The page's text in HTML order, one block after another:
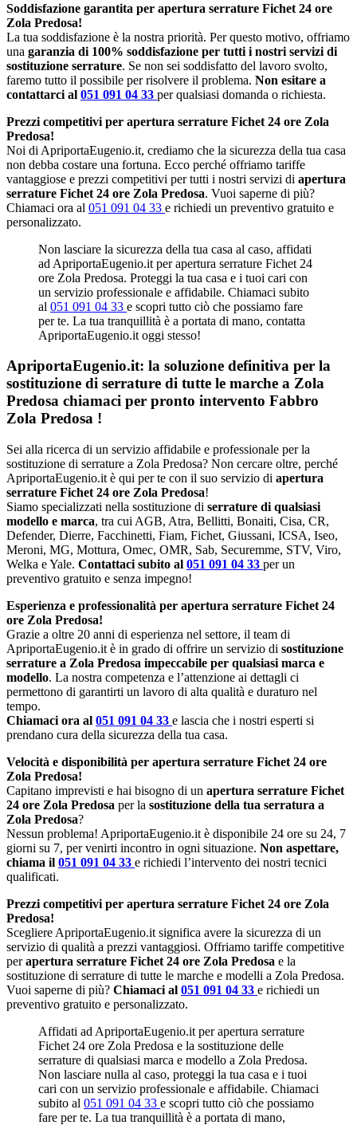
Soddisfazione garantita per apertura serrature Fichet 24 ore
Zola Predosa!
La tua soddisfazione è la nostra priorità. Per questo motivo, offriamo
una garanzia di 100% soddisfazione per tutti i nostri servizi di
sostituzione serrature. Se non sei soddisfatto del lavoro svolto,
faremo tutto il possibile per risolvere il problema. Non esitare a
contattarci al 051 091 04 33 per qualsiasi domanda o richiesta.
Prezzi competitivi per apertura serrature Fichet 24 ore Zola
Predosa!
Noi di ApriportaEugenio.it, crediamo che la sicurezza della tua casa
non debba costare una fortuna. Ecco perché offriamo tariffe
vantaggiose e prezzi competitivi per tutti i nostri servizi di apertura
serrature Fichet 24 ore Zola Predosa. Vuoi saperne di più?
Chiamaci ora al 051 091 04 33 e richiedi un preventivo gratuito e
personalizzato.
Non lasciare la sicurezza della tua casa al caso, affidati
ad ApriportaEugenio.it per apertura serrature Fichet 24
ore Zola Predosa. Proteggi la tua casa e i tuoi cari con
un servizio professionale e affidabile. Chiamaci subito
al 051 091 04 33 e scopri tutto ciò che possiamo fare
per te. La tua tranquillità è a portata di mano, contatta
ApriportaEugenio.it oggi stesso!
ApriportaEugenio.it: la soluzione definitiva per la
sostituzione di serrature di tutte le marche a Zola
Predosa chiamaci per pronto intervento Fabbro
Zola Predosa !
Sei alla ricerca di un servizio affidabile e professionale per la
sostituzione di serrature a Zola Predosa? Non cercare oltre, perché
ApriportaEugenio.it è qui per te con il suo servizio di apertura
serrature Fichet 24 ore Zola Predosa!
Siamo specializzati nella sostituzione di serrature di qualsiasi
modello e marca, tra cui AGB, Atra, Bellitti, Bonaiti, Cisa, CR,
Defender, Dierre, Facchinetti, Fiam, Fichet, Giussani, ICSA, Iseo,
Meroni, MG, Mottura, Omec, OMR, Sab, Securemme, STV, Viro,
Welka e Yale. Contattaci subito al 051 091 04 33 per un
preventivo gratuito e senza impegno!
Esperienza e professionalità per apertura serrature Fichet 24
ore Zola Predosa!
Grazie a oltre 20 anni di esperienza nel settore, il team di
ApriportaEugenio.it è in grado di offrire un servizio di sostituzione
serrature a Zola Predosa impeccabile per qualsiasi marca e
modello. La nostra competenza e l’attenzione ai dettagli ci
permettono di garantirti un lavoro di alta qualità e duraturo nel
tempo.
Chiamaci ora al 051 091 04 33 e lascia che i nostri esperti si
prendano cura della sicurezza della tua casa.
Velocità e disponibilità per apertura serrature Fichet 24 ore
Zola Predosa!
Capitano imprevisti e hai bisogno di un apertura serrature Fichet
24 ore Zola Predosa per la sostituzione della tua serratura a
Zola Predosa?
Nessun problema! ApriportaEugenio.it è disponibile 24 ore su 24, 7
giorni su 7, per venirti incontro in ogni situazione. Non aspettare,
chiama il 051 091 04 33 e richiedi l’intervento dei nostri tecnici
qualificati.
Prezzi competitivi per apertura serrature Fichet 24 ore Zola
Predosa!
Scegliere ApriportaEugenio.it significa avere la sicurezza di un
servizio di qualità a prezzi vantaggiosi. Offriamo tariffe competitive
perapertura serrature Fichet 24 ore Zola Predosa e la
sostituzione di serrature di tutte le marche e modelli a Zola Predosa.
Vuoi saperne di più? Chiamaci al 051 091 04 33 e richiedi un
preventivo gratuito e personalizzato.
Affidati ad ApriportaEugenio.it per apertura serrature
Fichet 24 ore Zola Predosa e la sostituzione delle
serrature di qualsiasi marca e modello a Zola Predosa.
Non lasciare nulla al caso, proteggi la tua casa e i tuoi
cari con un servizio professionale e affidabile. Chiamaci
subito al 051 091 04 33 e scopri tutto ciò che possiamo
fare per te. La tua tranquillità è a portata di mano,